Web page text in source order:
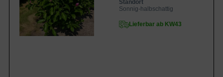
Standort
Sonnig-halbschattig
Lieferbar ab KW43